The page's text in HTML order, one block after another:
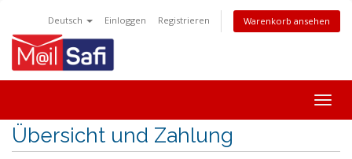
Deutsch Einloggen Registrieren Warenkorb ansehen
Übersicht und Zahlung